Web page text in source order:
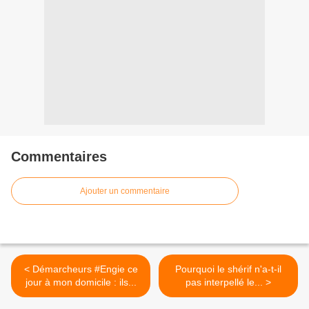
Commentaires
Ajouter un commentaire
< Démarcheurs #Engie ce
jour à mon domicile : ils...
Pourquoi le shérif n'a-t-il
pas interpellé le... >